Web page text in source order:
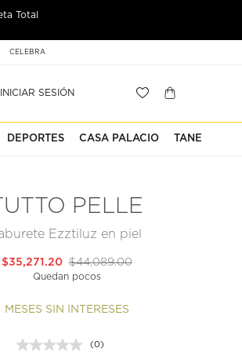
Total
CELEBRA
INICIAR SESIÓN
DEPORTES CASA PALACIO TANE
PELLE
Ezztiluz en piel
$44,089.00
$35,271.20
Quedan pocos
MESES SIN INTERESES
(0)